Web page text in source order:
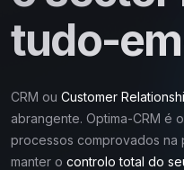
tudo-
CRM ou Customer
abrangente. Optima-CRM é
processos comprovados na
manter o controlo total do